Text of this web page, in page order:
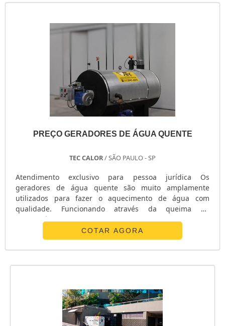
PREÇO GERADORES DE ÁGUA QUENTE
TEC CALOR/ SÃO PAULO - SP
Atendimento exclusivo para pessoa jurídica Os
geradores de água quente são muito amplamente
utilizados para fazer o aquecimento de água com
qualidade. Funcionando através da queima de
combustível, esse tipo de equipamento para
aquecimento pode ser utilizado em hotéis, piscinas e
saunas. No quesito preço geradores de água quente da
Tec Calor são imbatíveis, por serem confeccionados com
COTAR AGORA